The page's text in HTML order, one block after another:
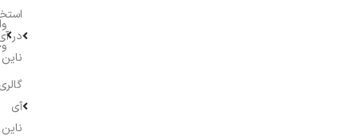
در
ناین
آی
ناین